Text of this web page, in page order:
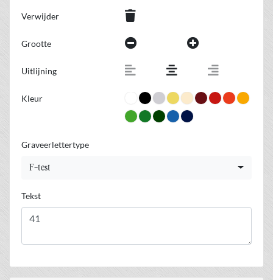
Verwijder
Grootte
Uitlijning
Kleur
Graveerlettertype
F-test
Tekst